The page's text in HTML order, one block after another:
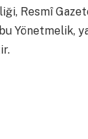
Resmî
Yönetmelik,